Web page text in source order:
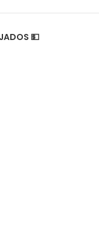
💵